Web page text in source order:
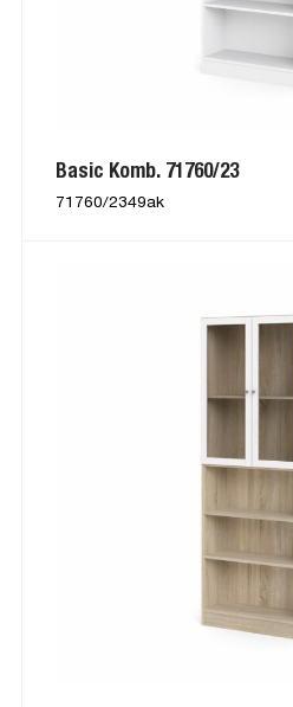
Basic Komb. 71760/23
71760/2349ak